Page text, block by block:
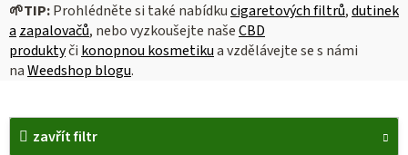
🌱TIP:Prohlédněte si také nabídkucigaretových filtrů,dutinek
a zapalovačů, nebo vyzkoušejte našeCBD
produktyči konopnou kosmetikua vzdělávejte se s námi
naWeedshop blogu.
zavřít filtr
V